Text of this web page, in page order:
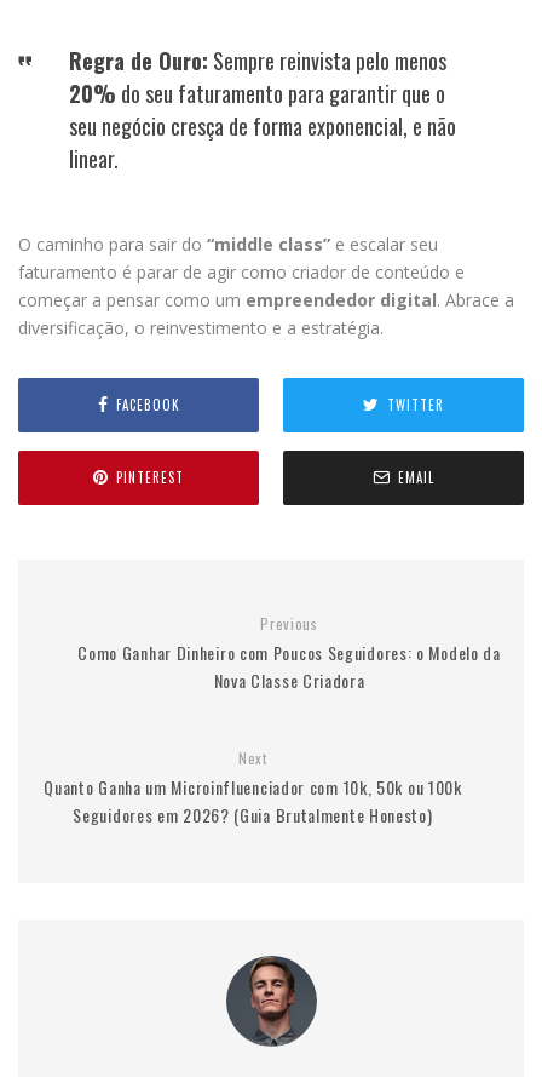
Regra de Ouro: Sempre reinvista pelo menos
20% do seu faturamento para garantir que o
seu negócio cresça de forma exponencial, e não
linear.
O caminho para sair do “middle class” e escalar seu
faturamento é parar de agir como criador de conteúdo e
começar a pensar como um empreendedor digital. Abrace a
diversificação, o reinvestimento e a estratégia.
FACEBOOK TWITTER
PINTEREST EMAIL
Previous
Como Ganhar Dinheiro com Poucos Seguidores: o Modelo da
Nova Classe Criadora
Next
Quanto Ganha um Microinfluenciador com 10k, 50k ou 100k
Seguidores em 2026? (Guia Brutalmente Honesto)